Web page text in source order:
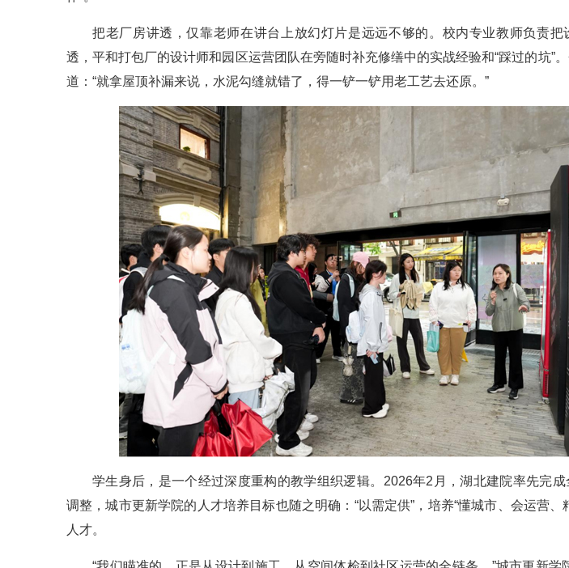
把老厂房讲透，仅靠老师在讲台上放幻灯片是远远不够的。校内专业教师负责把
透，平和打包厂的设计师和园区运营团队在旁随时补充修缮中的实战经验和“踩过的坑”
道：“就拿屋顶补漏来说，水泥勾缝就错了，得一铲一铲用老工艺去还原。”
学生身后，是一个经过深度重构的教学组织逻辑。2026年2月，湖北建院率先完
调整，城市更新学院的人才培养目标也随之明确：“以需定供”，培养“懂城市、会运营、
人才。